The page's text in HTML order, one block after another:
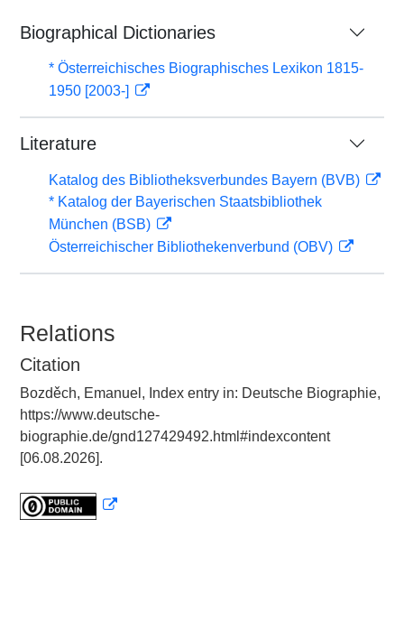
Biographical Dictionaries
* Österreichisches Biographisches Lexikon 1815-
1950 [2003-]
Literature
Katalog des Bibliotheksverbundes Bayern (BVB)
* Katalog der Bayerischen Staatsbibliothek
München (BSB)
Österreichischer Bibliothekenverbund (OBV)
Relations
Citation
Bozděch, Emanuel, Index entry in: Deutsche Biographie,
https://www.deutsche-
biographie.de/gnd127429492.html#indexcontent
[06.08.2026].